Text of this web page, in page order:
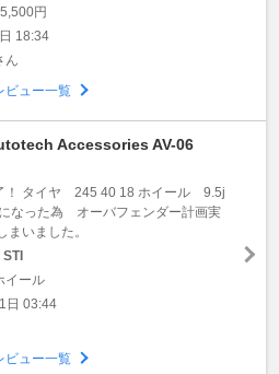
円
18:34
ん
ビュー一覧
Accessories AV-06
！ タイヤ 245 40 18 ホイール 9.5j
なった為 オーバフェンダー計画実
まいました。
STI
イール
日 03:44
ビュー一覧